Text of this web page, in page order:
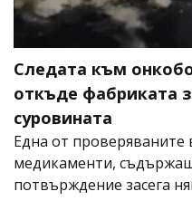
Следата към
откъде фабриката
суровината
Една от проверяваните
медикаменти,
потвърждение засега